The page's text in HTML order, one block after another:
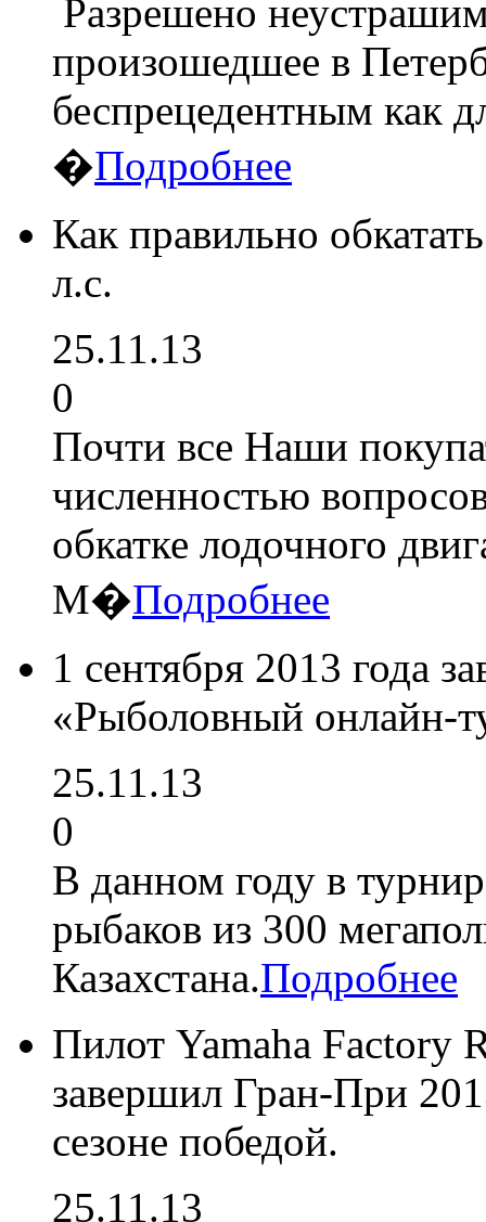
Разрешено
произошедшее в
беспрецедентным как
�Подробнее
Как правильно
л.с.
25.11.13
0
Почти все Наши
численностью
обкатке лодочного
М�Подробнее
1 сентября 2013 года
«Рыболовный онлайн-
25.11.13
0
В данном году в
рыбаков из 300
Казахстана.Подробнее
Пилот Yamaha Factory
завершил Гран-При
сезоне победой.
25.11.13